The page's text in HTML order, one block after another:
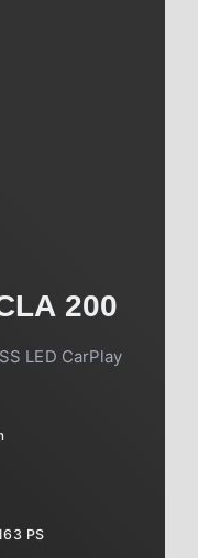
200
LED CarPlay
PS